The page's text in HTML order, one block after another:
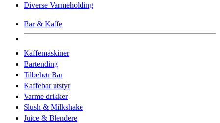
Diverse Varmeholding
Bar & Kaffe
Kaffemaskiner
Bartending
Tilbehør Bar
Kaffebar utstyr
Varme drikker
Slush & Milkshake
Juice & Blendere